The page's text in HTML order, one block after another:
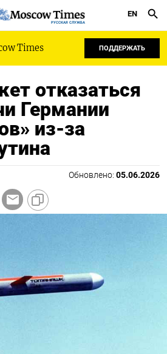
РУССКАЯ СЛУЖБА
EN
Times ПОДДЕРЖАТЬ
отказаться
Германии
из-за
Обновлено: 05.06.2026